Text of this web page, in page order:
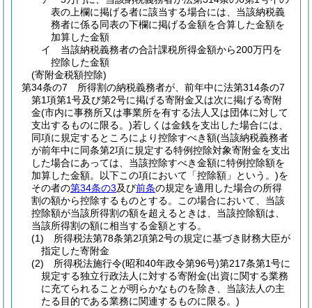
表の上欄に掲げる者に該当する場合には、当該納税義
務者に係る同表の下欄に掲げる金額を合算した金額を
加算した金額
イ
当該納税義務者の合計課税所得金額から200万円を
控除した金額
(寄附金税額控除)
第34条の7
所得割の納税義務者が、前年中に法第314条の7
第1項第1号及び第2号に掲げる寄附金又は次に掲げる寄附
金(市内に事務所又は事業所を有する法人又は団体に対して
支出するものに限る。)若しくは金銭を支出した場合には、
同項に規定するところにより控除すべき額(当該納税義務者
が前年中に同条第2項に規定する特例控除対象寄附金を支出
した場合にあっては、当該控除すべき金額に特例控除額を
加算した金額。以下この項において「控除額」という。)を
その者の第34条の3及び前条の規定を適用した場合の所得
割の額から控除するものとする。
この場合において、当該
控除額が当該所得割の額を超えるときは、当該控除額は、
当該所得割の額に相当する金額とする。
(1)
所得税法第78条第2項第2号の規定に基づき財務大臣が
指定した寄附金
(2)
所得税法施行令(昭和40年政令第96号)第217条第1号に
規定する独立行政法人に対する寄附金(出資に関する業務
に充てられることが明らかなものを除き、当該法人の主
たる目的である業務に関連するものに限る。)